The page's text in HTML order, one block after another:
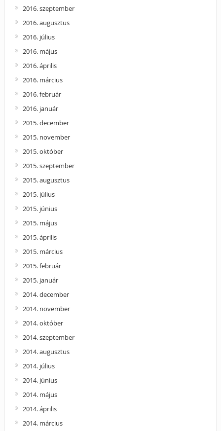
2016. szeptember
2016. augusztus
2016. július
2016. május
2016. április
2016. március
2016. február
2016. január
2015. december
2015. november
2015. október
2015. szeptember
2015. augusztus
2015. július
2015. június
2015. május
2015. április
2015. március
2015. február
2015. január
2014. december
2014. november
2014. október
2014. szeptember
2014. augusztus
2014. július
2014. június
2014. május
2014. április
2014. március